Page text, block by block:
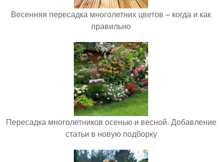
Весенняя пересадка многолетних цветов – когда и как
правильно
Пересадка многолетников осенью и весной. Добавление
статьи в новую подборку